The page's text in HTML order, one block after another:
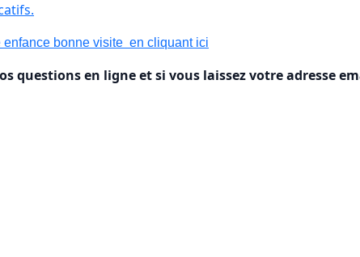
enfance bonne visite en cliquant ici
questions en ligne et si vous laissez votre adresse